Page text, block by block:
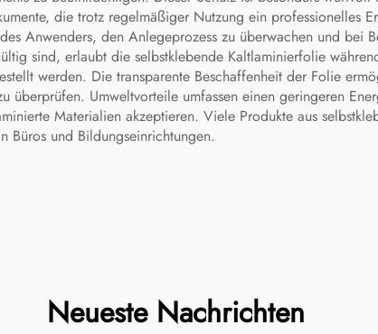
die trotz regelmäßiger Nutzung ein professionelles
Anwenders, den Anlegeprozess zu überwachen und bei
sind, erlaubt die selbstklebende Kaltlaminierfolie
werden. Die transparente Beschaffenheit der Folie
Umweltvorteile umfassen einen geringeren
Materialien akzeptieren. Viele Produkte aus
Büros und Bildungseinrichtungen.
Neueste Nachrichten